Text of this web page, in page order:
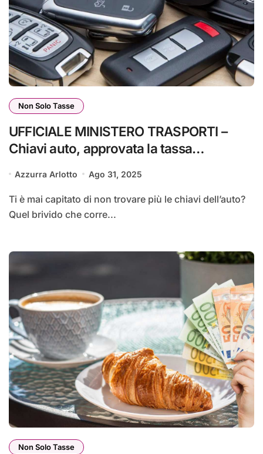
Non Solo Tasse
UFFICIALE MINISTERO TRASPORTI –
Chiavi auto, approvata la tassa
250€ via dal portafoglio
Azzurra Arlotto Ago 31, 2025
Ti è mai capitato di non trovare più le chiavi dell’auto?
Quel brivido che corre...
Non Solo Tasse